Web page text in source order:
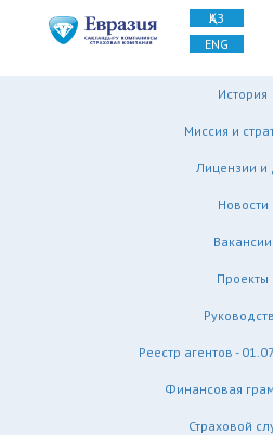
ҚАЗ
ENG
История
Миссия и
Лицензии и
Новости
Вакансии
Проекты
Реестр агентов -
Финансовая
Страховой